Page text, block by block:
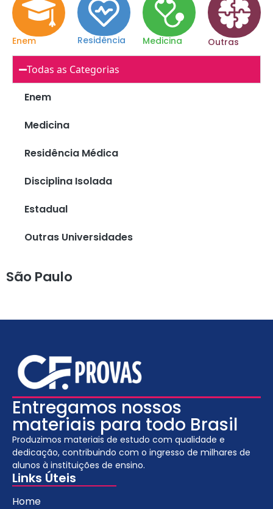
Enem Residência Medicina Outras
Todas as Categorias
Enem
Medicina
Residência Médica
Disciplina Isolada
Estadual
Outras Universidades
São Paulo
Entregamos nossos
materiais para todo Brasil
Produzimos materiais de estudo com qualidade e
dedicação, contribuindo com o ingresso de milhares de
alunos à instituições de ensino.
Links Úteis
Home